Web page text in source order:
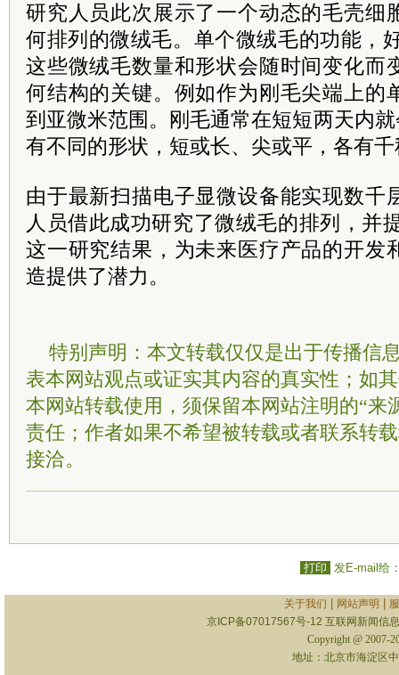
研究人员此次展示了一个动态的毛壳细
何排列的微绒毛。单个微绒毛的功能，
这些微绒毛数量和形状会随时间变化而
何结构的关键。例如作为刚毛尖端上的
到亚微米范围。刚毛通常在短短两天内
有不同的形状，短或长、尖或平，各有
由于最新扫描电子显微设备能实现数千
人员借此成功研究了微绒毛的排列，并
这一研究结果，为未来医疗产品的开发
造提供了潜力。
特别声明：本文转载仅仅是出于传播信
表本网站观点或证实其内容的真实性；如
本网站转载使用，须保留本网站注明的“来
责任；作者如果不希望被转载或者联系转
接洽。
打印 发E-mail给
关于我们 网站声明
京ICP备07017567号-12 互联网新闻信
Copyright @ 2007-
地址：北京市海淀区